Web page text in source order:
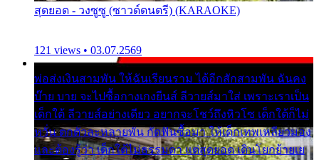
สุดยอด - วงซูซู (ซาวด์ดนตรี) (KARAOKE)
121 views • 03.07.2569
พ่อส่งเงินสามพัน ให้ฉันเรียนราม ได้อีกสักสามพัน ฉันคง
บ๊าย บาย จะไปซื้อกางเกงยีนส์ ลีวายส์มาใส่ เพราะเราเป็น
เด็กใต้ ลีวายส์อย่างเดียว อยากจะโชว์ถึงหิวโซ เด็กใต้ก็ไม่
หวั่น ตกตัวละหลายพัน กัดฟันซื้อมา ให้เด็กเทพเหลียวมอง
และต้องรู้ว่า เด็กใต้ไม่ธรรมดา แต่สุดยอด เดินโยกย้ายเย